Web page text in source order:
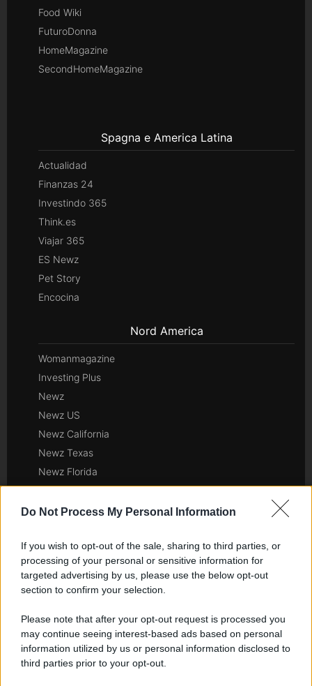
Do Not Process My Personal Information
If you wish to opt-out of the sale, sharing to third parties, or
processing of your personal or sensitive information for
targeted advertising by us, please use the below opt-out
section to confirm your selection.
Please note that after your opt-out request is processed you
may continue seeing interest-based ads based on personal
information utilized by us or personal information disclosed to
third parties prior to your opt-out.
Food Wiki
FuturoDonna
HomeMagazine
SecondHomeMagazine
Spagna e America Latina
Actualidad
Finanzas 24
Investindo 365
Think.es
Viajar 365
ES Newz
Pet Story
Encocina
Nord America
Womanmagazine
Investing Plus
Newz
Newz US
Newz California
Newz Texas
Newz Florida
Newz New York
Newz Pennsylvania
Newz Ohio
Gameland
Hig Tech Mag
Lgbtqia News
Motors Magazine 365
Day Travel 365